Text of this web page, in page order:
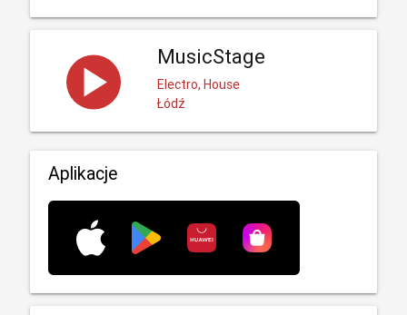
MusicStage
Electro, House
Łódź
Aplikacje